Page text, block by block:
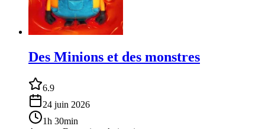
Des Minions et des monstres
6.9
24 juin 2026
1h 30min